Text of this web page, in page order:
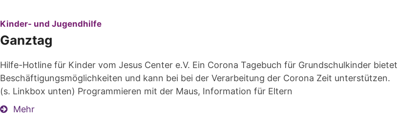
Kinder- und Jugendhilfe:
Ganztag
Hilfe-Hotline für Kinder vom Jesus Center e.V. Ein Corona Tagebuch für Grundschulkinder bietet
Beschäftigungsmöglichkeiten und kann bei bei der Verarbeitung der Corona Zeit unterstützen.
(s. Linkbox unten) Programmieren mit der Maus, Information für Eltern
Mehr